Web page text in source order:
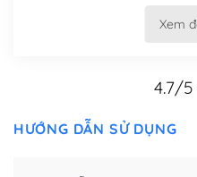
Xem
4.7/
HƯỚNG DẪN SỬ DỤNG